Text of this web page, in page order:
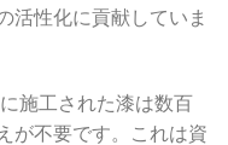
活性化に貢献していま
施工された漆は数百
が不要です。これは資